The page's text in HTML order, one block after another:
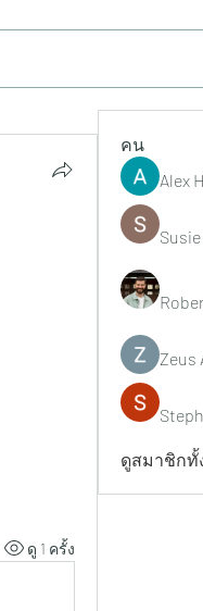
ดู 1 ครั้ง
คน
Alex
Zeus
ดูสมาชิกทั้